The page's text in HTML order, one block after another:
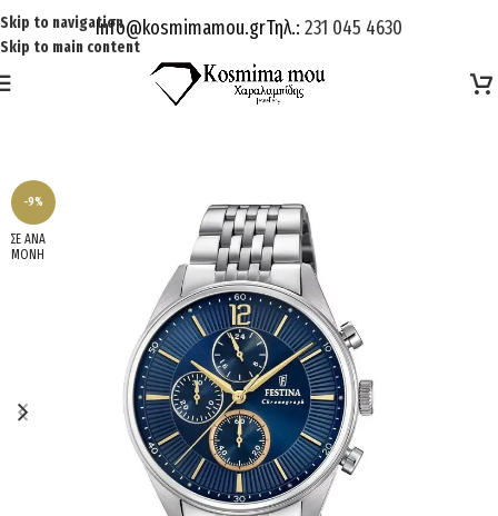
Skip to navigation
Skip to main content
Info@kosmimamou.grΤηλ.: 231 045 4630
-9%
ΣΕ ΑΝΑ
ΜΟΝΗ